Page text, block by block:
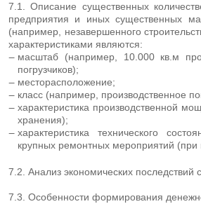
7.1. Описание существенных
предприятия и иных существенных
(например, незавершенного
характеристиками являются:
масштаб (например, 10.000 кв.м
погрузчиков);
месторасположение;
класс (например, производственное
характеристика производственной
хранения);
характеристика технического
крупных ремонтных мероприятий (при
7.2. Анализ экономических последствий
7.3. Особенности формирования